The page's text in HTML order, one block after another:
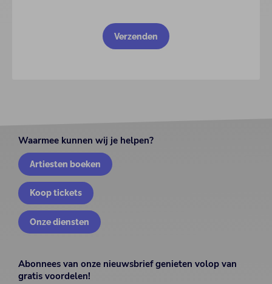
Waarmee kunnen wij je helpen?
Artiesten boeken
Koop tickets
Onze diensten
Abonnees van onze nieuwsbrief genieten volop van
gratis voordelen!